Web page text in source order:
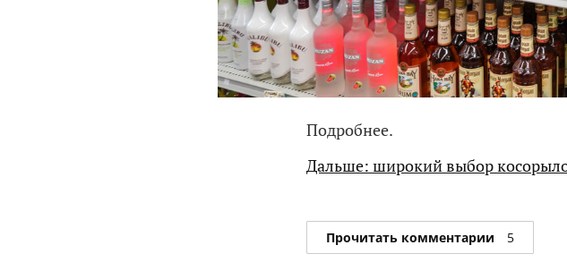
Подробнее.
Дальше: широкий выбор
Прочитать комментарии 5